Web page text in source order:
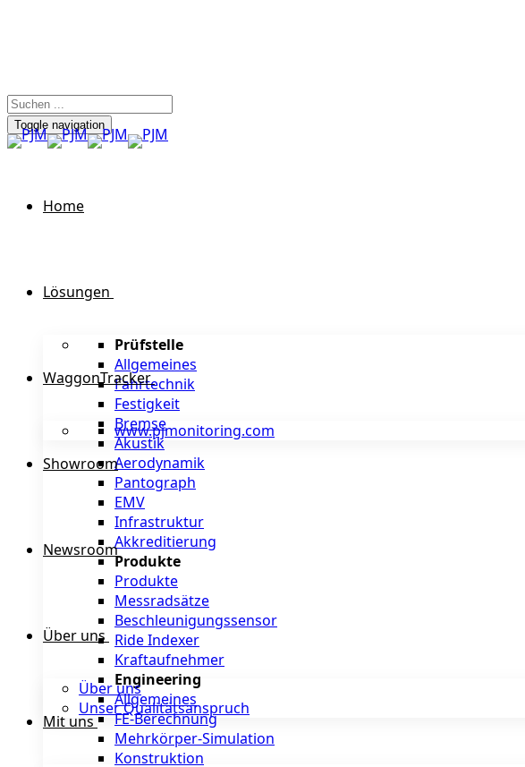
Toggle navigation
Home
Lösungen
Prüfstelle
Allgemeines
Fahrtechnik
Festigkeit
Bremse
Akustik
Aerodynamik
Pantograph
EMV
Infrastruktur
Akkreditierung
Produkte
Produkte
Messradsätze
Beschleunigungssensor
Ride Indexer
Kraftaufnehmer
Engineering
Allgemeines
FE-Berechnung
Mehrkörper-Simulation
Konstruktion
WaggonTracker
www.pjmonitoring.com
Showroom
Newsroom
Über uns
Über uns
Unser Qualitätsanspruch
Mit uns